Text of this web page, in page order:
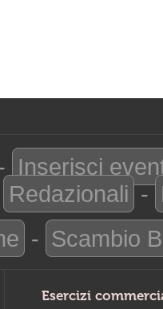
Inserisci
Redazionali -
- Scambio
Esercizi